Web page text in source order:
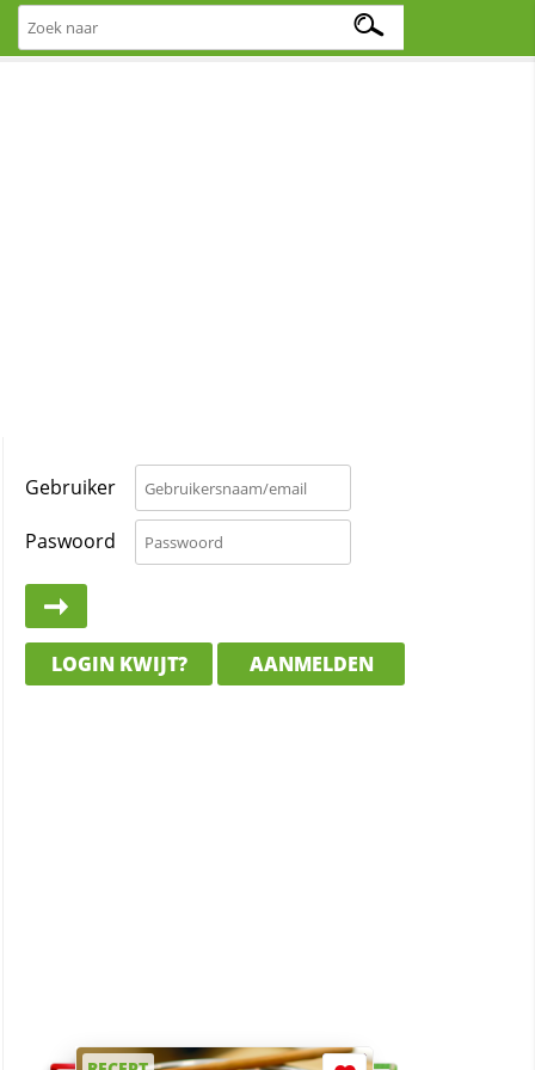
Gebruiker
Paswoord
LOGIN KWIJT? AANMELDEN